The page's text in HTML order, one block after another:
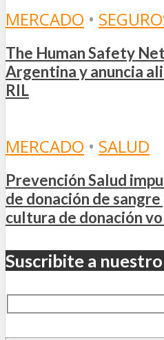
MERCADO •
The Human Safety
Argentina y anuncia
RIL
MERCADO • SALUD
Prevención Salud
de donación de
cultura de donación
Suscribite a